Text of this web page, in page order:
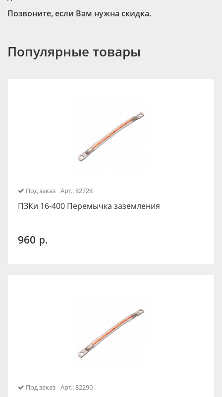
Позвоните, если Вам нужна скидка.
Популярные товары
Под заказ Арт.: 82728
ПЗКи 16-400 Перемычка заземления
960 р.
Под заказ Арт.: 82290